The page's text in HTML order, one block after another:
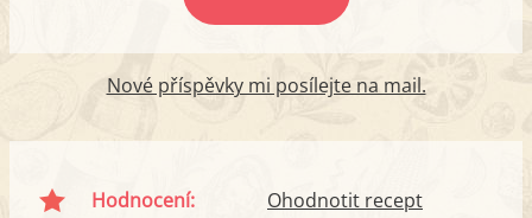
Nové příspěvky mi posílejte na mail.
Hodnocení: Ohodnotit recept